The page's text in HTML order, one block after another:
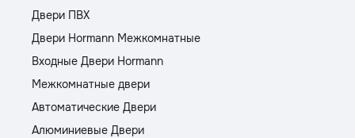
Двери ПВХ
Двери Hormann Межкомнатные
Входные Двери Hormann
Межкомнатные двери
Автоматические Двери
Алюминиевые Двери